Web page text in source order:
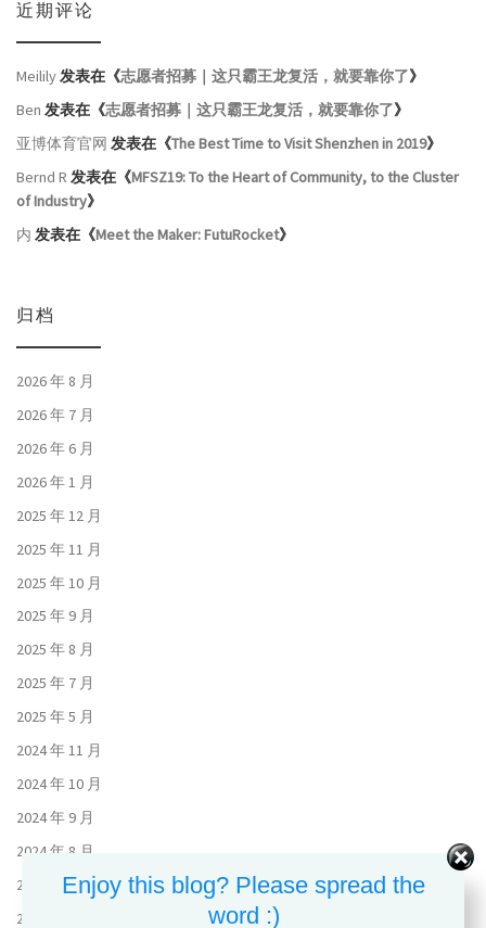
近期评论
Meilily发表在《志愿者招募｜这只霸王龙复活，就要靠你了》
Ben 发表在《志愿者招募｜这只霸王龙复活，就要靠你了》
亚博体育官网 发表在《The Best Time to Visit Shenzhen in 2019》
Bernd R 发表在《MFSZ19: To the Heart of Community, to the Cluster
of Industry》
内 发表在《Meet the Maker: FutuRocket》
归档
2026 年 8 月
2026 年 7 月
2026 年 6 月
2026 年 1 月
2025 年 12 月
2025 年 11 月
2025 年 10 月
2025 年 9 月
2025 年 8 月
2025 年 7 月
2025 年 5 月
2024 年 11 月
2024 年 10 月
2024 年 9 月
2024 年 8 月
2024 年 7 月
2024 年 6 月
Enjoy this blog? Please spread the
word :)